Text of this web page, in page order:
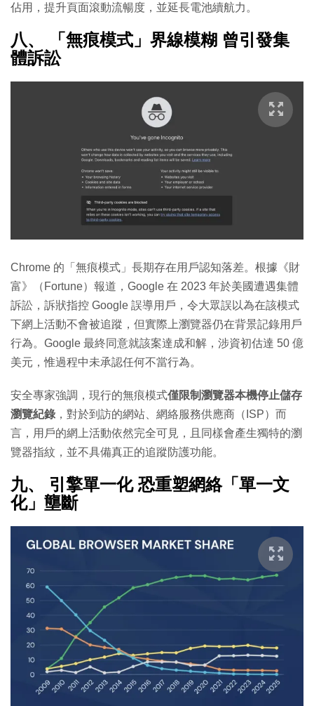
佔用，提升頁面滾動流暢度，並延長電池續航力。
八、 「無痕模式」界線模糊 曾引發集
體訴訟
Chrome 的「無痕模式」長期存在用戶認知落差。根據《財
富》（Fortune）報道，Google 在 2023 年於美國遭遇集體
訴訟，訴狀指控 Google 誤導用戶，令大眾誤以為在該模式
下網上活動不會被追蹤，但實際上瀏覽器仍在背景記錄用戶
行為。Google 最終同意就該案達成和解，涉資初估達 50 億
美元，惟過程中未承認任何不當行為。
安全專家強調，現行的無痕模式僅限制瀏覽器本機停止儲存
瀏覽紀錄 ，對於到訪的網站、網絡服務供應商（ISP）而
言，用戶的網上活動依然完全可見，且同樣會產生獨特的瀏
覽器指紋，並不具備真正的追蹤防護功能。
九、 引擎單一化 恐重塑網絡「單一文
化」壟斷